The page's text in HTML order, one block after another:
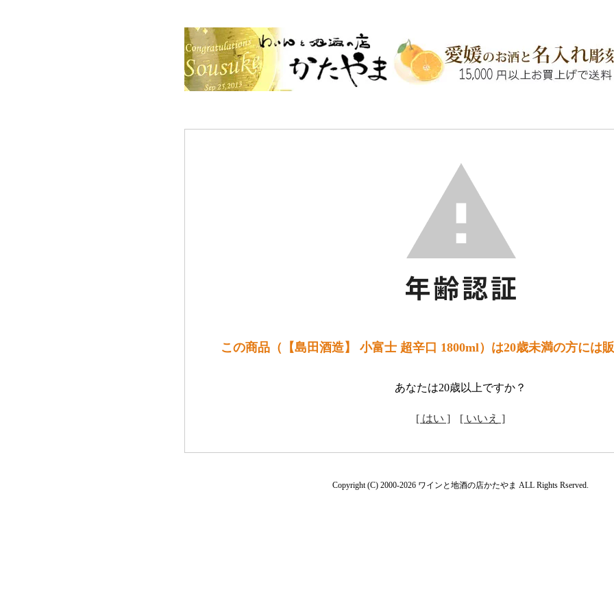
この商品（【島田酒造】 小富士 超辛口 1800ml）は20歳未満の方には販
あなたは20歳以上ですか？
[ はい ] [ いいえ ]
Copyright (C) 2000-2026 ワインと地酒の店かたやま ALL Rights Rserved.